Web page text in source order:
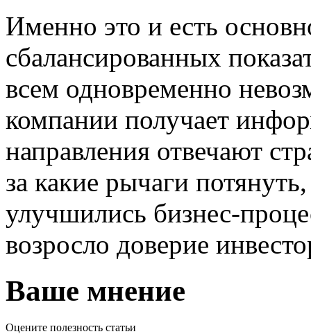
Именно это и есть
сбалансированных
всем одновременно
компании получает
направления отвечают
за какие рычаги
улучшились бизнес-
возросло доверие
Ваше мнение
Оцените полезность статьи